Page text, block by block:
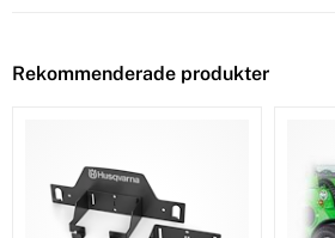
Rekommenderade produkter